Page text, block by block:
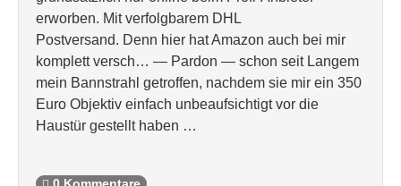
erworben. Mit verfolgbarem DHL
Postversand. Denn hier hat Amazon auch bei mir
komplett versch… — Pardon — schon seit Langem
mein Bannstrahl getroffen, nachdem sie mir ein 350
Euro Objektiv einfach unbeaufsichtigt vor die
Haustür gestellt haben …